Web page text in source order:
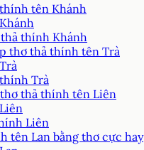
tên Khánh
thính Khánh
thơ thả thính tên Trà
Trà
thả thính tên Liên
Liên
tên Lan bằng thơ cực hay